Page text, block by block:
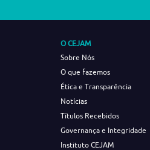
O CEJAM
Sobre Nós
O que fazemos
Ética e Transparência
Notícias
Títulos Recebidos
Governança e Integridade
Instituto CEJAM